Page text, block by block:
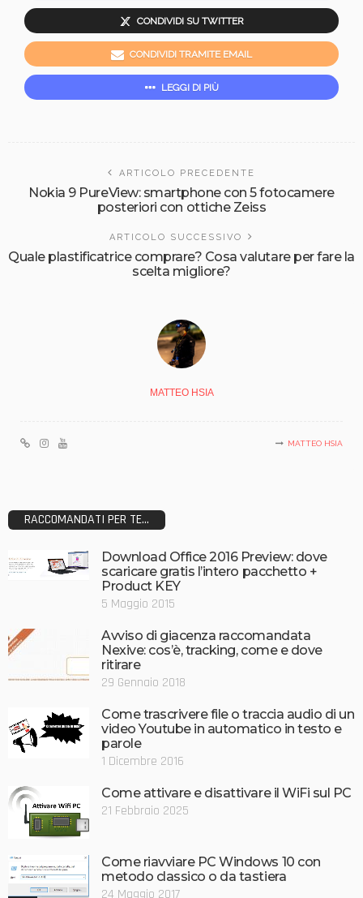
CONDIVIDI SU TWITTER
CONDIVIDI TRAMITE EMAIL
LEGGI DI PIÙ
ARTICOLO PRECEDENTE
Nokia 9 PureView: smartphone con 5 fotocamere
posteriori con ottiche Zeiss
ARTICOLO SUCCESSIVO
Quale plastificatrice comprare? Cosa valutare per fare la
scelta migliore?
MATTEO HSIA
MATTEO HSIA
RACCOMANDATI PER TE...
Download Office 2016 Preview: dove
scaricare gratis l’intero pacchetto +
Product KEY
5 Maggio 2015
Avviso di giacenza raccomandata
Nexive: cos’è, tracking, come e dove
ritirare
29 Gennaio 2018
Come trascrivere file o traccia audio di un
video Youtube in automatico in testo e
parole
1 Dicembre 2016
Come attivare e disattivare il WiFi sul PC
21 Febbraio 2025
Come riavviare PC Windows 10 con
metodo classico o da tastiera
24 Maggio 2017